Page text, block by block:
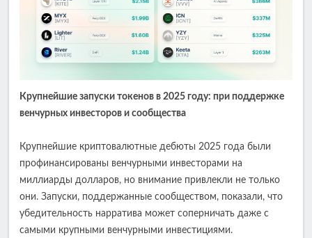
Крупнейшие запуски токенов в 2025 году: при поддержке
венчурных инвесторов и сообщества
Крупнейшие криптовалютные дебюты 2025 года были
профинансированы венчурными инвесторами на
миллиарды долларов, но внимание привлекли не только
они. Запуски, поддержанные сообществом, показали, что
убедительность нарратива может соперничать даже с
самыми крупными венчурными инвестициями.